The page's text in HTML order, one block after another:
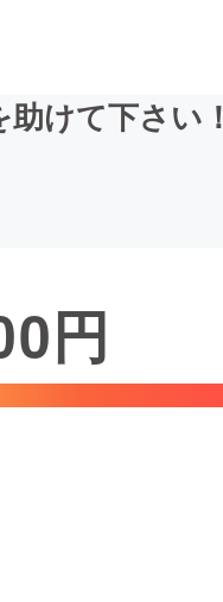
ファッション
けて下さい！
円